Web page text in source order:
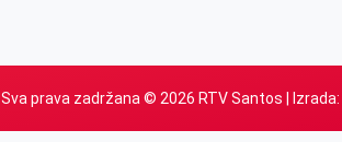
Sva prava zadržana © 2026 RTV Santos | Izrada: